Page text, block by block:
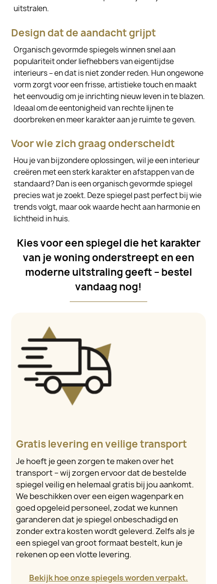
uitstralen.
Design dat de aandacht grijpt
Organisch gevormde spiegels winnen snel aan
populariteit onder liefhebbers van eigentijdse
interieurs – en dat is niet zonder reden. Hun ongewone
vorm zorgt voor een frisse, artistieke touch en maakt
het eenvoudig om je inrichting nieuw leven in te blazen.
Ideaal om de eentonigheid van rechte lijnen te
doorbreken en meer karakter aan je ruimte te geven.
Voor wie zich graag onderscheidt
Hou je van bijzondere oplossingen, wil je een interieur
creëren met een sterk karakter en afstappen van de
standaard? Dan is een organisch gevormde spiegel
precies wat je zoekt. Deze spiegel past perfect bij wie
trends volgt, maar ook waarde hecht aan harmonie en
lichtheid in huis.
Kies voor een spiegel die het karakter
van je woning onderstreept en een
moderne uitstraling geeft – bestel
vandaag nog!
Gratis levering en veilige transport
Je hoeft je geen zorgen te maken over het
transport – wij zorgen ervoor dat de bestelde
spiegel veilig en helemaal gratis bij jou aankomt.
We beschikken over een eigen wagenpark en
goed opgeleid personeel, zodat we kunnen
garanderen dat je spiegel onbeschadigd en
zonder extra kosten wordt geleverd. Zelfs als je
een spiegel van groot formaat bestelt, kun je
rekenen op een vlotte levering.
Bekijk hoe onze spiegels worden verpakt.